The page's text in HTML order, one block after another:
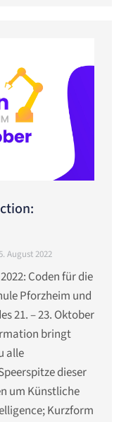
August 2022
Coden für die
Pforzheim und
21. – 23. Oktober
bringt
alle
dieser
um Künstliche
Kurzform